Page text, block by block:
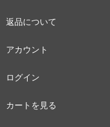
返品について
アカウント
ログイン
カートを見る